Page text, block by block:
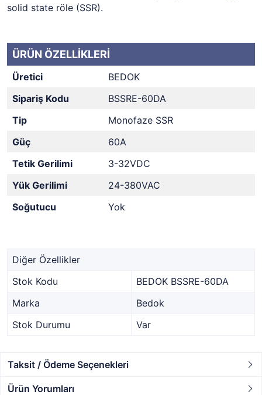
solid state röle (SSR).
ÜRÜN ÖZELLİKLERİ
Üretici
BEDOK
Sipariş Kodu
BSSRE-60DA
Tip
Monofaze SSR
Güç
60A
Tetik Gerilimi
3-32VDC
Yük Gerilimi
24-380VAC
Soğutucu
Yok
Diğer Özellikler
Stok Kodu
BEDOK BSSRE-60DA
Marka
Bedok
Stok Durumu
Var
Taksit / Ödeme Seçenekleri
Ürün Yorumları